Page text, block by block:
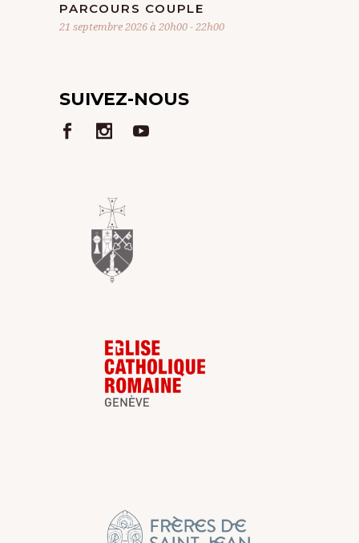
PARCOURS COUPLE
21 septembre 2026 à 20h00-22h00
SUIVEZ-NOUS